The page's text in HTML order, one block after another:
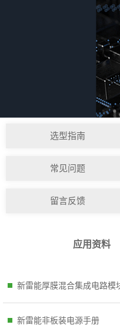
选型指南
常见问题
留言反馈
应用资料
新雷能厚膜混合集成电路模
新雷能非板装电源手册